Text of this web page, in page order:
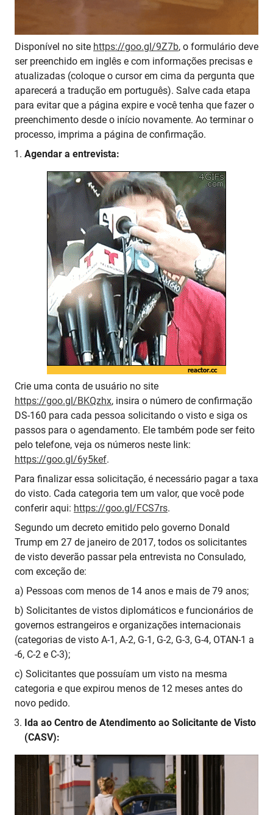
Disponível no site https://goo.gl/9Z7b, o formulário deve
ser preenchido em inglês e com informações precisas e
atualizadas (coloque o cursor em cima da pergunta que
aparecerá a tradução em português). Salve cada etapa
para evitar que a página expire e você tenha que fazer o
preenchimento desde o início novamente. Ao terminar o
processo, imprima a página de confirmação.
Agendar a entrevista:
Crie uma conta de usuário no site
https://goo.gl/BKQzhx, insira o número de confirmação
DS-160 para cada pessoa solicitando o visto e siga os
passos para o agendamento. Ele também pode ser feito
pelo telefone, veja os números neste link:
https://goo.gl/6y5kef.
Para finalizar essa solicitação, é necessário pagar a taxa
do visto. Cada categoria tem um valor, que você pode
conferir aqui: https://goo.gl/FCS7rs.
Segundo um decreto emitido pelo governo Donald
Trump em 27 de janeiro de 2017, todos os solicitantes
de visto deverão passar pela entrevista no Consulado,
com exceção de:
a) Pessoas com menos de 14 anos e mais de 79 anos;
b) Solicitantes de vistos diplomáticos e funcionários de
governos estrangeiros e organizações internacionais
(categorias de visto A-1, A-2, G-1, G-2, G-3, G-4, OTAN-1 a
-6, C-2 e C-3);
c) Solicitantes que possuíam um visto na mesma
categoria e que expirou menos de 12 meses antes do
novo pedido.
Ida ao Centro de Atendimento ao Solicitante de Visto
(CASV):